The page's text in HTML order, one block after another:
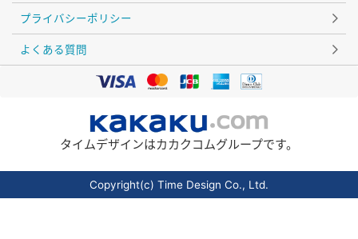
プライバシーポリシー
よくある質問
タイムデザインはカカクコムグループです。
Copyright(c) Time Design Co., Ltd.